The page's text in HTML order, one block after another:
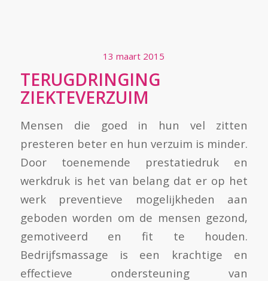
13 maart 2015
TERUGDRINGING
ZIEKTEVERZUIM
Mensen die goed in hun vel zitten
presteren beter en hun verzuim is minder.
Door toenemende prestatiedruk en
werkdruk is het van belang dat er op het
werk preventieve mogelijkheden aan
geboden worden om de mensen gezond,
gemotiveerd en fit te houden.
Bedrijfsmassage is een krachtige en
effectieve ondersteuning van